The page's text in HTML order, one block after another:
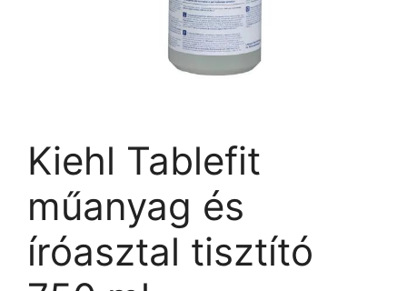
Kiehl Tablefit
műanyag és
íróasztal tisztító